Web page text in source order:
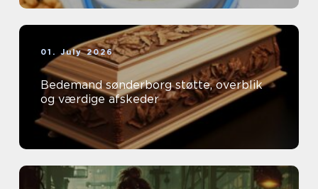
01. July 2026
Bedemand sønderborg støtte, overblik
og værdige afskeder